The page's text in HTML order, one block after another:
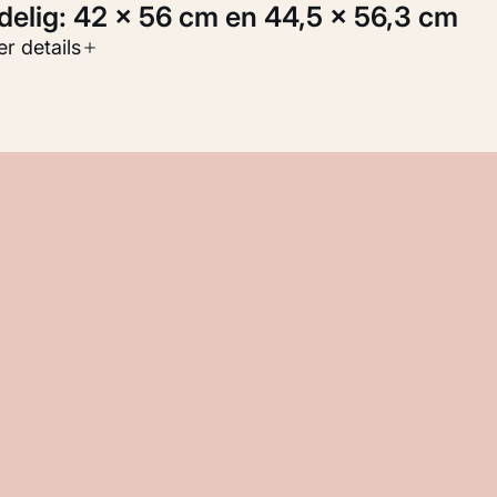
delig: 42 × 56 cm en 44,5 × 56,3 cm
werk
details